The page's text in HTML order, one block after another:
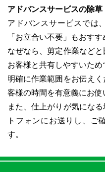
アドバンスサービスの除
アドバンスサービスでは
「お立合い不要」もおすす
なぜなら、剪定作業など
お客様と共有しやすいため
明確に作業範囲をお伝え
客様の時間を有意義にお使
また、仕上がりが気にな
トフォンにお送りし、ご
す。